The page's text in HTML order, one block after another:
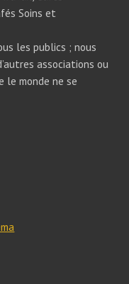
Soins et
les publics ; nous
associations ou
le monde ne se